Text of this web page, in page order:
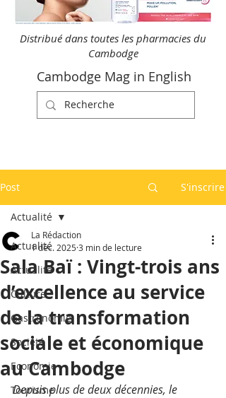
Distribué dans toutes les pharmacies du
Cambodge
Cambodge Mag in English
Post S'inscrire
Actualité
Actualité
Culture
Gastronomie
Société
Economie
Tourisme
Actualité
Sala Baï : Vingt-trois ans
d’excellence au service
de la transformation
sociale et économique
au Cambodge
La Rédaction
1 déc. 2025 3 min de lecture
Depuis plus de deux décennies, le